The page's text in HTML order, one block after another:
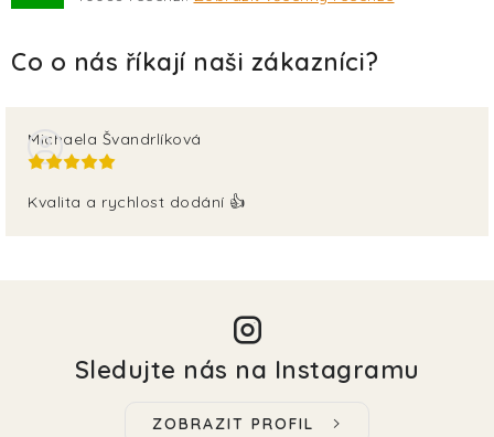
Michaela Švandrlíková
Kvalita a rychlost dodání 👍
Sledujte nás na Instagramu
ZOBRAZIT PROFIL